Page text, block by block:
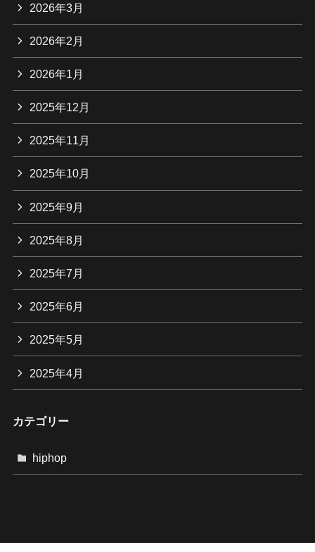
2026年3月
2026年2月
2026年1月
2025年12月
2025年11月
2025年10月
2025年9月
2025年8月
2025年7月
2025年6月
2025年5月
2025年4月
カテゴリー
hiphop